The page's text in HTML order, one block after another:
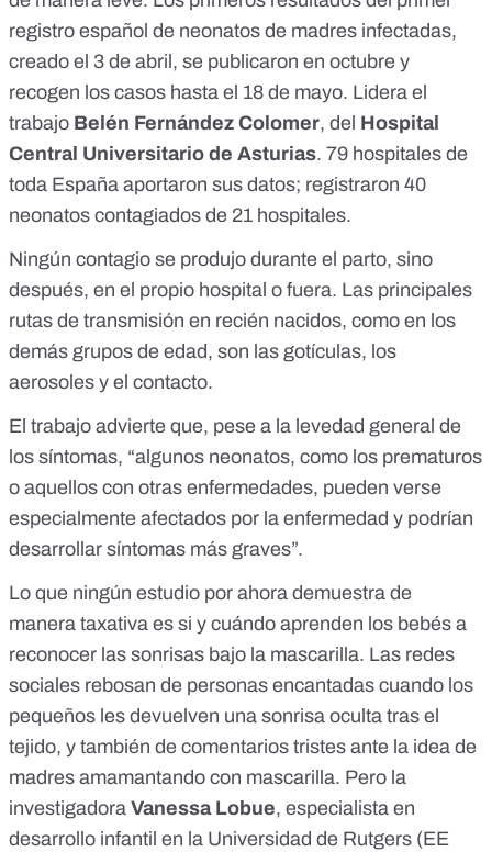
registro español de neonatos de madres infectadas,
creado el 3 de abril, se publicaron en octubre y
recogen los casos hasta el 18 de mayo. Lidera el
trabajo Belén Fernández Colomer, del Hospital
Central Universitario de Asturias. 79 hospitales de
toda España aportaron sus datos; registraron 40
neonatos contagiados de 21 hospitales.
Ningún contagio se produjo durante el parto, sino
después, en el propio hospital o fuera. Las principales
rutas de transmisión en recién nacidos, como en los
demás grupos de edad, son las gotículas, los
aerosoles y el contacto.
El trabajo advierte que, pese a la levedad general de
los síntomas, “algunos neonatos, como los prematuros
o aquellos con otras enfermedades, pueden verse
especialmente afectados por la enfermedad y podrían
desarrollar síntomas más graves”.
Lo que ningún estudio por ahora demuestra de
manera taxativa es si y cuándo aprenden los bebés a
reconocer las sonrisas bajo la mascarilla. Las redes
sociales rebosan de personas encantadas cuando los
pequeños les devuelven una sonrisa oculta tras el
tejido, y también de comentarios tristes ante la idea de
madres amamantando con mascarilla. Pero la
investigadora Vanessa Lobue, especialista en
desarrollo infantil en la Universidad de Rutgers (EE